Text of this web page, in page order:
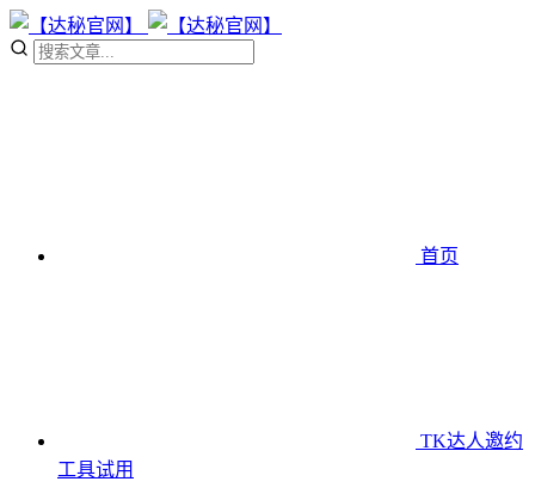
首页
TK达人邀约
工具试用